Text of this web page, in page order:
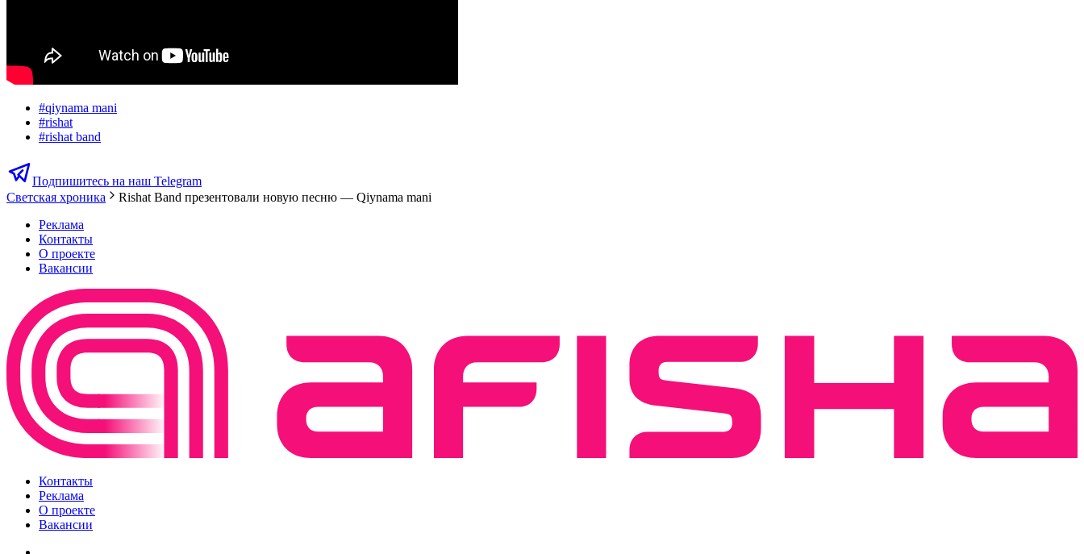
#qiynama mani
#rishat
#rishat band
Подпишитесь на наш Telegram
Светская хроника
Rishat Band презентовали новую песню — Qiynama mani
Реклама
Контакты
О проекте
Вакансии
Контакты
Реклама
О проекте
Вакансии